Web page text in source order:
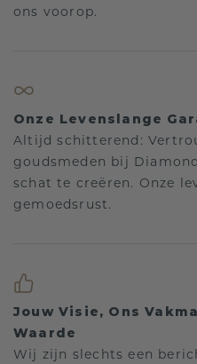
ons voorop.
Onze Levenslange
Altijd schitterend:
goudsmeden bij
schat te creëren. Onze
gemoedsrust.
Jouw Visie, Ons
Waarde
Wij zijn slechts een